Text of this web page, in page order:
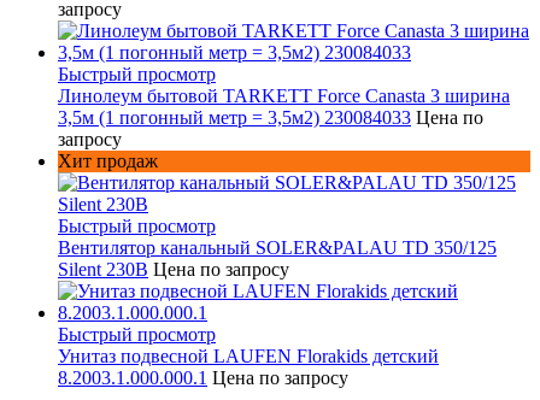
запросу
Быстрый просмотр
Линолеум бытовой TARKETT Force Canasta 3 ширина
3,5м (1 погонный метр = 3,5м2) 230084033 Цена по
запросу
Хит продаж
Быстрый просмотр
Вентилятор канальный SOLER&PALAU TD 350/125
Silent 230В Цена по запросу
Быстрый просмотр
Унитаз подвесной LAUFEN Florakids детский
8.2003.1.000.000.1 Цена по запросу